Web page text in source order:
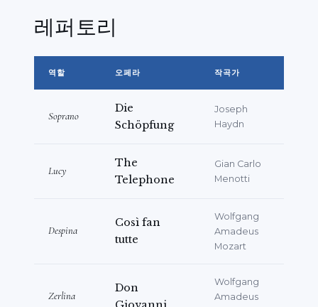
레퍼토리
역할 오페라 작곡가
Soprano
Die
Schöpfung
Joseph
Haydn
Lucy
The
Telephone
Gian Carlo
Menotti
Despina
Così fan
tutte
Wolfgang
Amadeus
Mozart
Zerlina
Don
Wolfgang
Amadeus